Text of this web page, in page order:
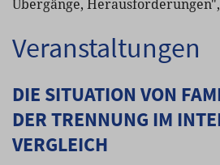
Übergänge, Herausforderungen",
Veranstaltungen
DIE SITUATION VON
DER TRENNUNG IM
VERGLEICH